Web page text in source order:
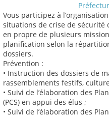
Vous participez à
situations de crise de sécurité
en propre de plusieurs
planification selon la
dossiers.
Prévention :
• Instruction des dossiers de
rassemblements festifs,
• Suivi de l’élaboration des
(PCS) en appui des élus ;
• Suivi de l’élaboration des